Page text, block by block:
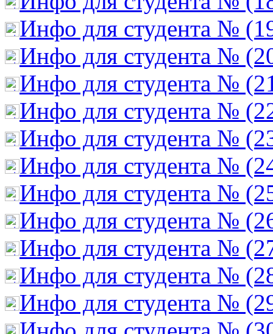
Инфо для студента №
Инфо для студента №
Инфо для студента №
Инфо для студента №
Инфо для студента №
Инфо для студента №
Инфо для студента №
Инфо для студента №
Инфо для студента №
Инфо для студента №
Инфо для студента №